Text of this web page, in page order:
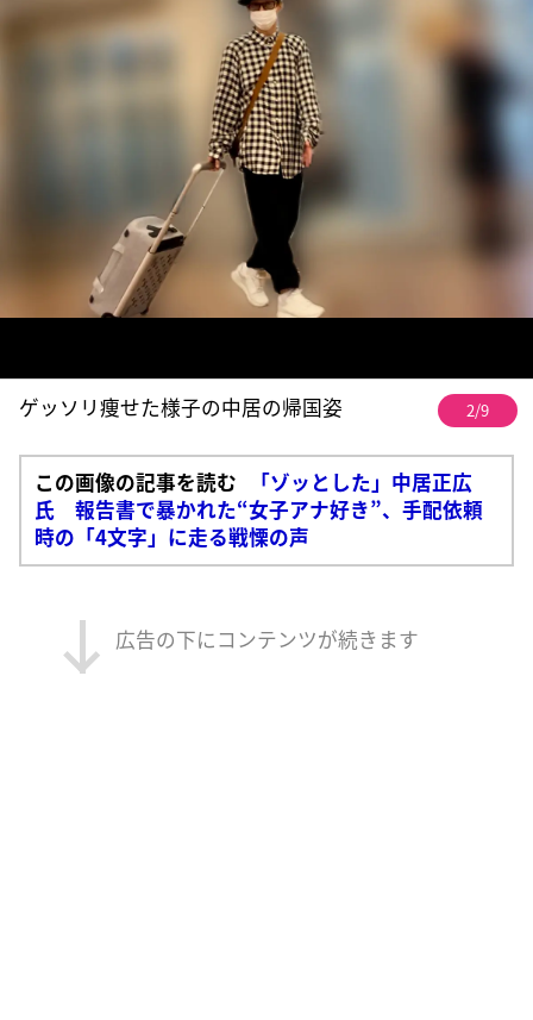
ゲッソリ痩せた様子の中居の帰国姿 2/9
この画像の記事を読む
「ゾッとした」中居正広
氏 報告書で暴かれた“女子アナ好き”、手配依頼
時の「4文字」に走る戦慄の声
広告の下にコンテンツが続きます